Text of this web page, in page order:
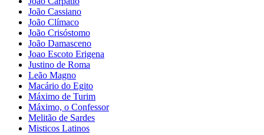
João Cassiano
João Clímaco
João Crisóstomo
João Damasceno
Joao Escoto Erigena
Justino de Roma
Leão Magno
Macário do Egito
Máximo de Turim
Máximo, o Confessor
Melitão de Sardes
Misticos Latinos